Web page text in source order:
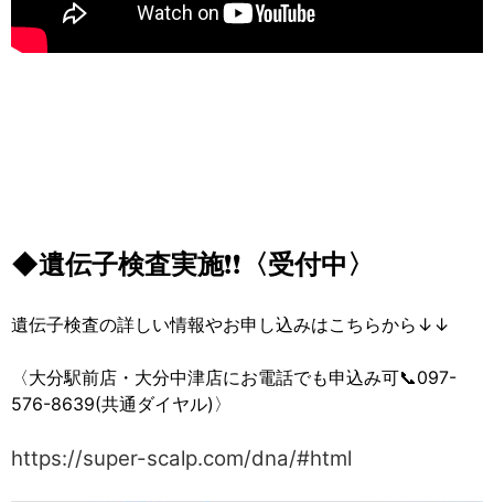
◆遺伝子検査実施❗❗ 〈受付中〉
遺伝子検査の詳しい情報やお申し込みはこちらから↓↓
〈大分駅前店・大分中津店にお電話でも申込み可📞097-
576-8639(共通ダイヤル)〉
https://super-scalp.com/dna/#html